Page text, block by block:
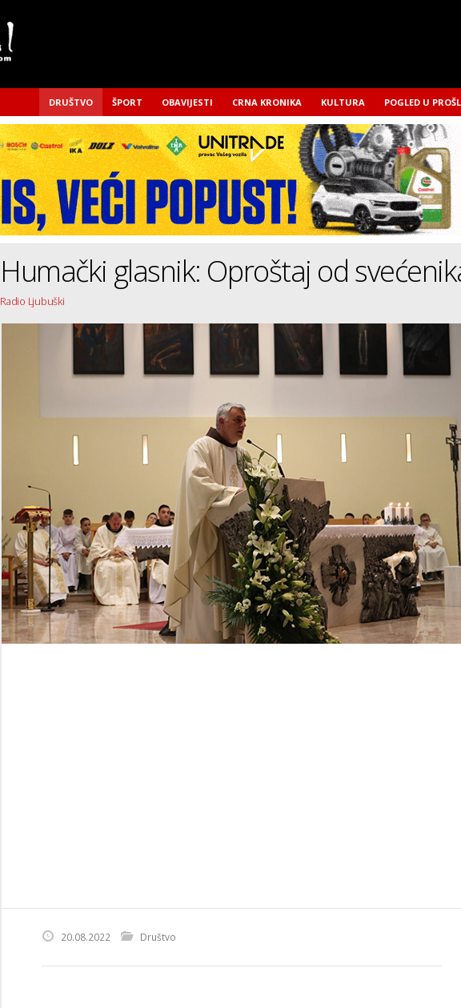
DRUŠTVO ŠPORT OBAVIJESTI CRNA KRONIKA KULTURA POGLED U
Humački glasnik: Oproštaj od
Radio Ljubuški
20.08.2022 Društvo